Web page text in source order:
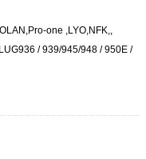
one ,LYO,NFK,,
/ 939/945/948 / 950E /